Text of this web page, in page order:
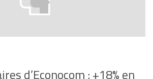
d’Econocom : +18% en